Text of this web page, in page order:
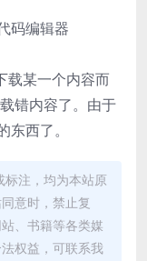
码编辑器
载某一个内容而
错内容了。由于
西了。
标注，均为本站原
意时，禁止复
、书籍等各类媒
权益，可联系我